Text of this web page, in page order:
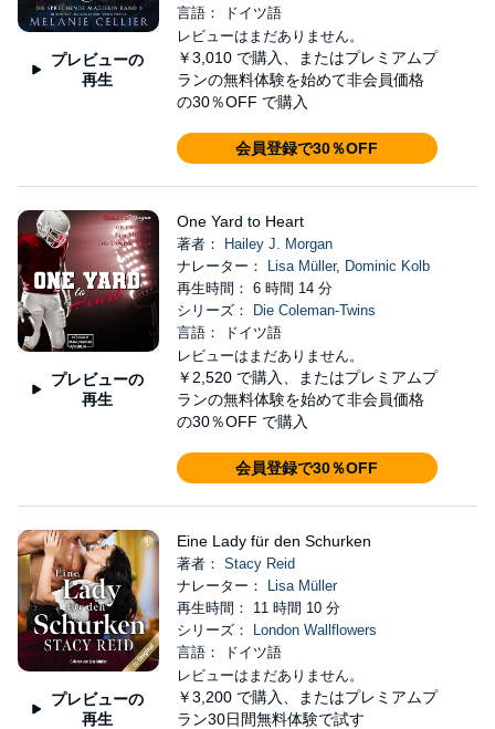
プレビューの
再生
言語： ドイツ語
レビューはまだありません。
￥3,010 で購入、またはプレミアムプ
ランの無料体験を始めて非会員価格
の30％OFF で購入
会員登録で30％OFF
プレビューの
再生
One Yard to Heart
著者：
Hailey J. Morgan
ナレーター：
Lisa Müller, Dominic Kolb
再生時間： 6 時間 14 分
シリーズ：
Die Coleman-Twins
言語： ドイツ語
レビューはまだありません。
￥2,520 で購入、またはプレミアムプ
ランの無料体験を始めて非会員価格
の30％OFF で購入
会員登録で30％OFF
プレビューの
再生
Eine Lady für den Schurken
著者： Stacy Reid
ナレーター：
Lisa Müller
再生時間： 11 時間 10 分
シリーズ：
London Wallflowers
言語： ドイツ語
レビューはまだありません。
￥3,200 で購入、またはプレミアムプ
ラン30日間無料体験で試す